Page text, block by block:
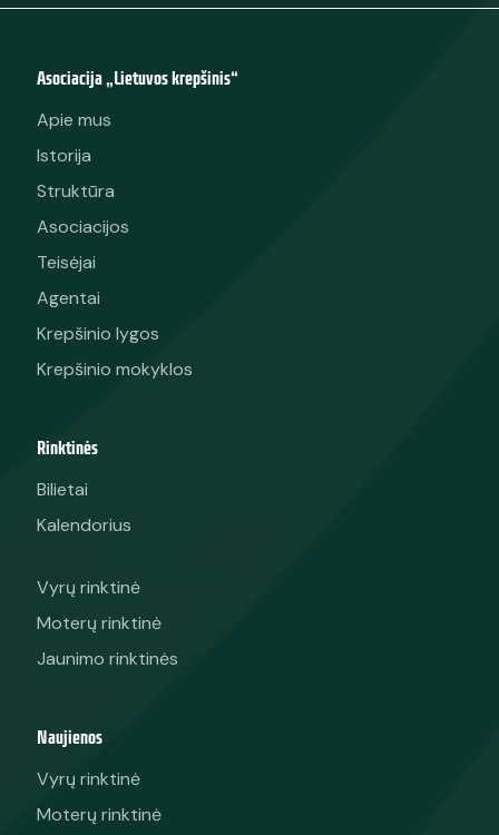
Asociacija „Lietuvos krepšinis“
Apie mus
Istorija
Struktūra
Asociacijos
Teisėjai
Agentai
Krepšinio lygos
Krepšinio mokyklos
Rinktinės
Bilietai
Kalendorius
Vyrų rinktinė
Moterų rinktinė
Jaunimo rinktinės
Naujienos
Vyrų rinktinė
Moterų rinktinė